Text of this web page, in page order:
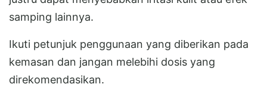
samping lainnya.
Ikuti petunjuk penggunaan yang diberikan pada
kemasan dan jangan melebihi dosis yang
direkomendasikan.